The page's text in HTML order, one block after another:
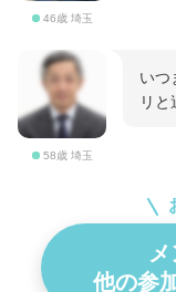
46歳 埼玉
58歳 埼玉
いつ
リと
他の参